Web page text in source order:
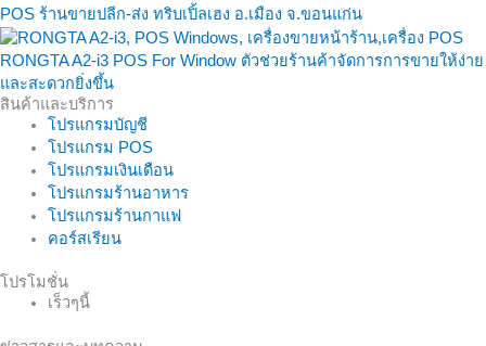
POS ร้านขายปลีก-ส่ง ทริบเปิ้ลเฮง อ.เมือง จ.ขอนแก่น
RONGTA A2-i3 POS For Window ตัวช่วยร้านค้าจัดการการขายให้ง่าย
และสะดวกยิ่งขึ้น
สินค้าและบริการ
โปรแกรมบัญชี
โปรแกรม POS
โปรแกรมเงินเดือน
โปรแกรมร้านอาหาร
โปรแกรมร้านกาแฟ
คอร์สเรียน
โปรโมชั่น
เร็วๆนี้